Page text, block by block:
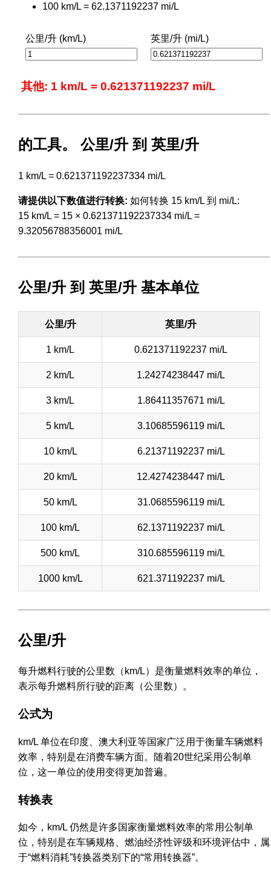
100 km/L = 62.1371192237 mi/L
公里/升 (km/L) 英里/升 (mi/L)
其他: 1 km/L = 0.621371192237 mi/L
的工具。 公里/升 到 英里/升
1 km/L = 0.621371192237334 mi/L
请提供以下数值进行转换: 如何转换 15 km/L 到 mi/L:
15 km/L = 15 × 0.621371192237334 mi/L =
9.32056788356001 mi/L
公里/升 到 英里/升 基本单位
公里/升 英里/升
1 km/L 0.621371192237 mi/L
2 km/L 1.24274238447 mi/L
3 km/L 1.86411357671 mi/L
5 km/L 3.10685596119 mi/L
10 km/L 6.21371192237 mi/L
20 km/L 12.4274238447 mi/L
50 km/L 31.0685596119 mi/L
100 km/L 62.1371192237 mi/L
500 km/L 310.685596119 mi/L
1000 km/L 621.371192237 mi/L
公里/升
每升燃料行驶的公里数（km/L）是衡量燃料效率的单位，
表示每升燃料所行驶的距离（公里数）。
公式为
km/L 单位在印度、澳大利亚等国家广泛用于衡量车辆燃料
效率，特别是在消费车辆方面。随着20世纪采用公制单
位，这一单位的使用变得更加普遍。
转换表
如今，km/L 仍然是许多国家衡量燃料效率的常用公制单
位，特别是在车辆规格、燃油经济性评级和环境评估中，属
于“燃料消耗”转换器类别下的“常用转换器”。